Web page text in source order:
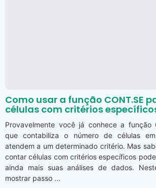
Como usar a função CONT.SE
células com critérios
Provavelmente você já conhece a função
que contabiliza o número de células
atendem a um determinado critério. Mas
contar células com critérios específicos
ainda mais suas análises de dados.
mostrar passo ...